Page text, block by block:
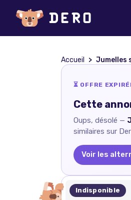
Accueil Jumelles
⏳ OFFRE
Cette
Oups, désolé —
similaires sur
Voir les
Indisponible